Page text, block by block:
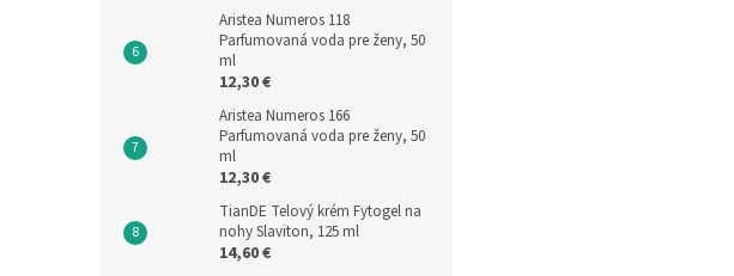
Aristea Numeros 118
Parfumovaná voda pre ženy, 50
ml
12,30 €
Aristea Numeros 166
Parfumovaná voda pre ženy, 50
ml
12,30 €
TianDE Telový krém Fytogel na
nohy Slaviton, 125 ml
14,60 €